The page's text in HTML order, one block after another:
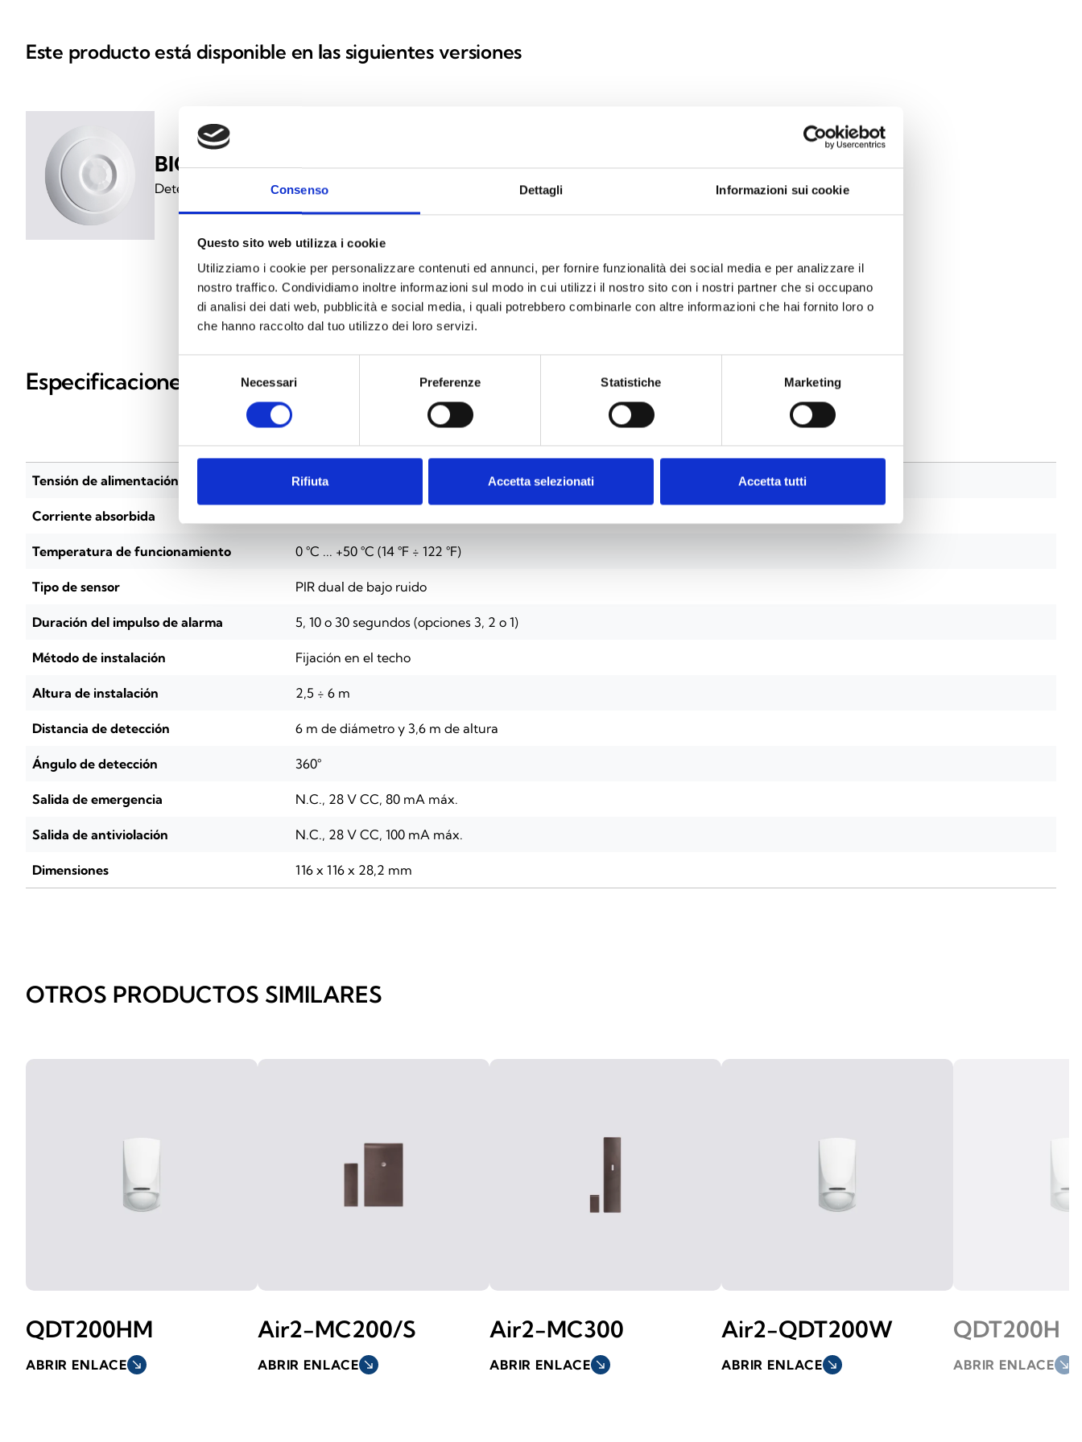
Consenso Dettagli Informazioni sui cookie
Questo sito web utilizza i cookie
Utilizziamo i cookie per personalizzare contenuti ed annunci, per fornire funzionalità dei social media e per analizzare il
nostro traffico. Condividiamo inoltre informazioni sul modo in cui utilizzi il nostro sito con i nostri partner che si occupano
di analisi dei dati web, pubblicità e social media, i quali potrebbero combinarle con altre informazioni che hai fornito loro o
che hanno raccolto dal tuo utilizzo dei loro servizi.
del
Necessari Preferenze Statistiche Marketing
Rifiuta Accetta selezionati Accetta tutti
Este producto está disponible en las siguientes versiones
BIC100
Detector de movimiento por infrarrojos de 360° para interiores
ESPECIFICACIONES
Especificaciones técnicas
BIC100
Tensión de alimentación 9 V ~ 16 V CC
Corriente absorbida
Temperatura de funcionamiento 0 °C ... +50 °C (14 °F ÷ 122 °F)
Tipo de sensor PIR dual de bajo ruido
Duración del impulso de alarma 5, 10 o 30 segundos (opciones 3, 2 o 1)
Método de instalación Fijación en el techo
Altura de instalación 2,5 ÷ 6 m
Distancia de detección 6 m de diámetro y 3,6 m de altura
Ángulo de detección 360°
Salida de emergencia N.C., 28 V CC, 80 mA máx.
Salida de antiviolación N.C., 28 V CC, 100 mA máx.
Dimensiones 116 x 116 x 28,2 mm
OTROS PRODUCTOS SIMILARES
QDT200HM
ABRIR ENLACE south_east
Air2-MC200/S
ABRIR ENLACE south_east
Air2-MC300
ABRIR ENLACE south_east
Air2-QDT200W
ABRIR ENLACE south_east
QDT200H
ABRIR ENLACE south_east